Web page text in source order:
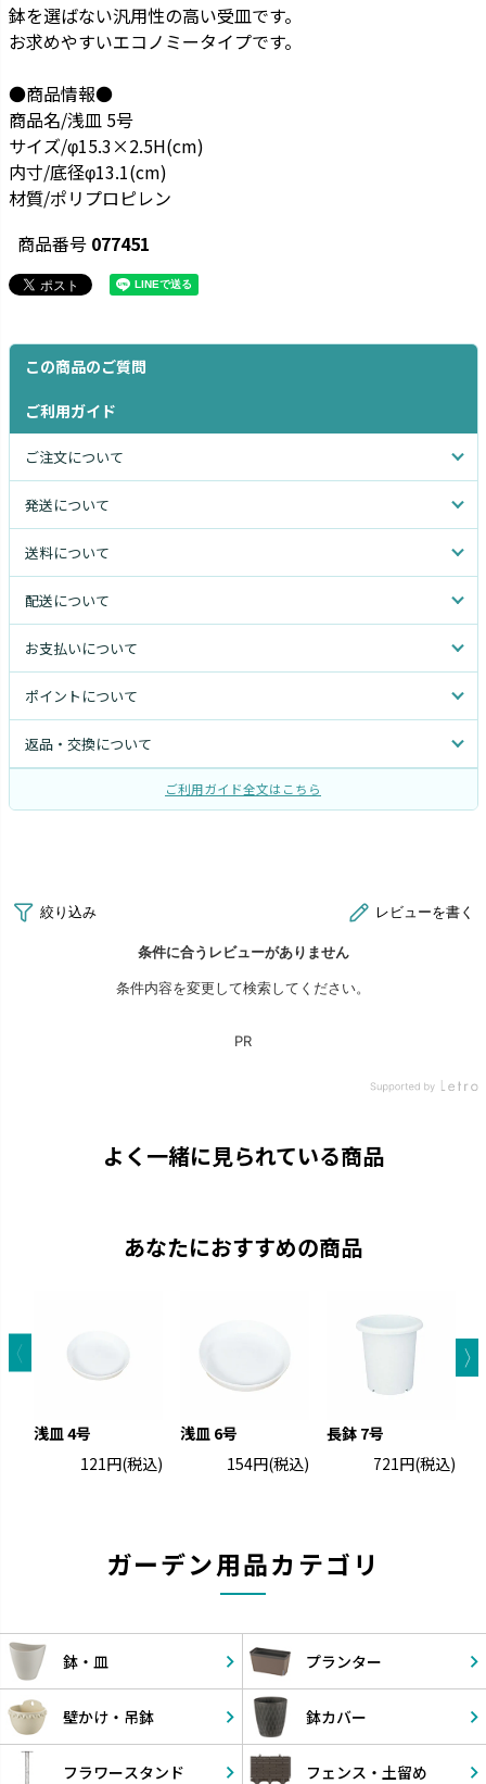
鉢を選ばない汎用性の高い受皿です。
お求めやすいエコノミータイプです。
●商品情報●
商品名/浅皿 5号
サイズ/φ15.3×2.5H(cm)
内寸/底径φ13.1(cm)
材質/ポリプロピレン
商品番号 077451
この商品のご質問
ご利用ガイド
ご注文について
発送について
送料について
配送について
お支払いについて
ポイントについて
返品・交換について
ご利用ガイド全文はこちら
よく一緒に見られている商品
あなたにおすすめの商品
浅皿 4号
121円(税込)
浅皿 6号
154円(税込)
長鉢 7号
721円(税込)
ガーデン用品カテゴリ
鉢・皿 プランター
壁かけ・ 吊鉢 鉢カバー
フラワースタンド フェンス・ 土留め